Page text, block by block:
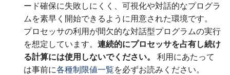
5.2.2.1. インタラクティブ
ノードを利用したX転送
5.2.2.2. ネットワーク系ア
プリケーションへの接続
ード確保に失敗しにくく、可視化や対話的なプログラ
ムを素早く開始できるように用意された環境です。
プロセッサの利用が間欠的な対話型プログラムの実行
を想定しています。 連続的にプロセッサを占有し続け
る計算には使用しないでください。
利用にあたって
は事前に各種制限値一覧を必ずお読みください。